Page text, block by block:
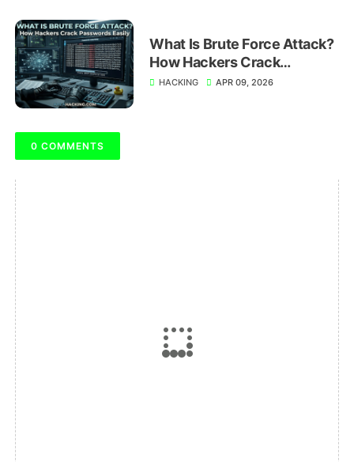
What Is Brute Force Attack?
How Hackers Crack
Passwords Easily
HACKING APR 09, 2026
0 COMMENTS